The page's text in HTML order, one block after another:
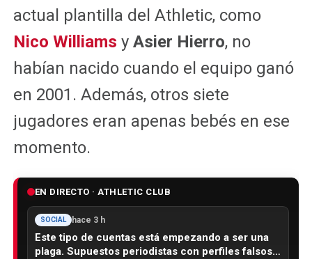
actual plantilla del Athletic, como
Nico Williams y Asier Hierro, no
habían nacido cuando el equipo ganó
en 2001. Además, otros siete
jugadores eran apenas bebés en ese
momento.
EN DIRECTO · ATHLETIC CLUB
SOCIAL hace 3 h
Este tipo de cuentas está empezando a ser una
plaga. Supuestos periodistas con perfiles falsos…